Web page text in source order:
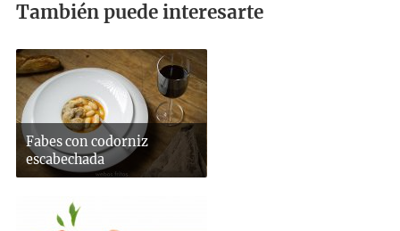
También puede interesarte
Fabes con codorniz
escabechada